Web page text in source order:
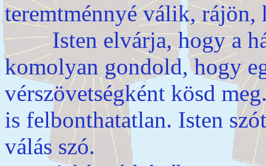
teremtménnyé válik, rájön,
Isten elvárja, hogy a
komolyan gondold, hogy
vérszövetségként kösd
is felbonthatatlan. Isten
válás szó.